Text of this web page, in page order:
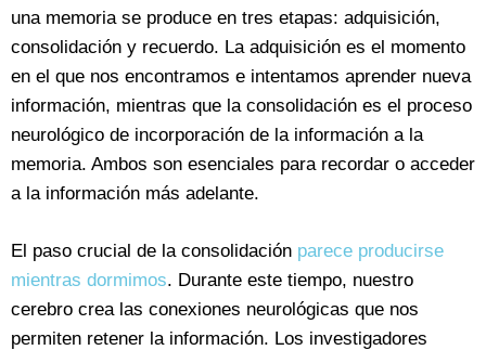
una memoria se produce en tres etapas: adquisición,
consolidación y recuerdo. La adquisición es el momento
en el que nos encontramos e intentamos aprender nueva
información, mientras que la consolidación es el proceso
neurológico de incorporación de la información a la
memoria. Ambos son esenciales para recordar o acceder
a la información más adelante.
El paso crucial de la consolidación parece producirse
mientras dormimos. Durante este tiempo, nuestro
cerebro crea las conexiones neurológicas que nos
permiten retener la información. Los investigadores